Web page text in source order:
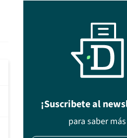
¡Suscribete al
para saber más